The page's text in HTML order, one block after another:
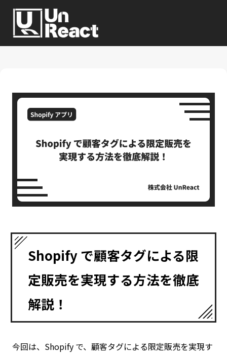
Shopify で顧客タグによる限
定販売を実現する方法を徹底
解説！
今回は、Shopify で、顧客タグによる限定販売を実現す